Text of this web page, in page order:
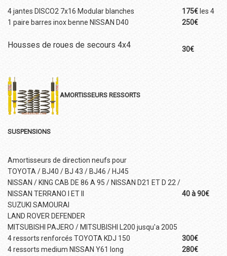
4 jantes DISCO2 7x16 Modular blanches 175€ les 4
1 paire barres inox benne NISSAN D40
250€
Housses de roues de secours 4x4 30€
AMORTISSEURS RESSORTS
SUSPENSIONS
Amortisseurs de direction neufs pour
TOYOTA / BJ40 / BJ 43 / BJ46 / HJ45
NISSAN / KING CAB DE 86 A 95 / NISSAN D21 ET D 22 /
NISSAN TERRANO I ET II
SUZUKI SAMOURAI
LAND ROVER DEFENDER
MITSUBISHI PAJERO / MITSUBISHI L200 jusqu'a 2005
40 à 90€
4 ressorts renforcés TOYOTA KDJ 150
300€
4 ressorts medium NISSAN Y61 long
280€